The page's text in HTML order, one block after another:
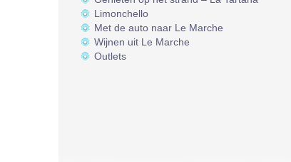
Limonchello
Met de auto naar Le Marche
Wijnen uit Le Marche
Outlets